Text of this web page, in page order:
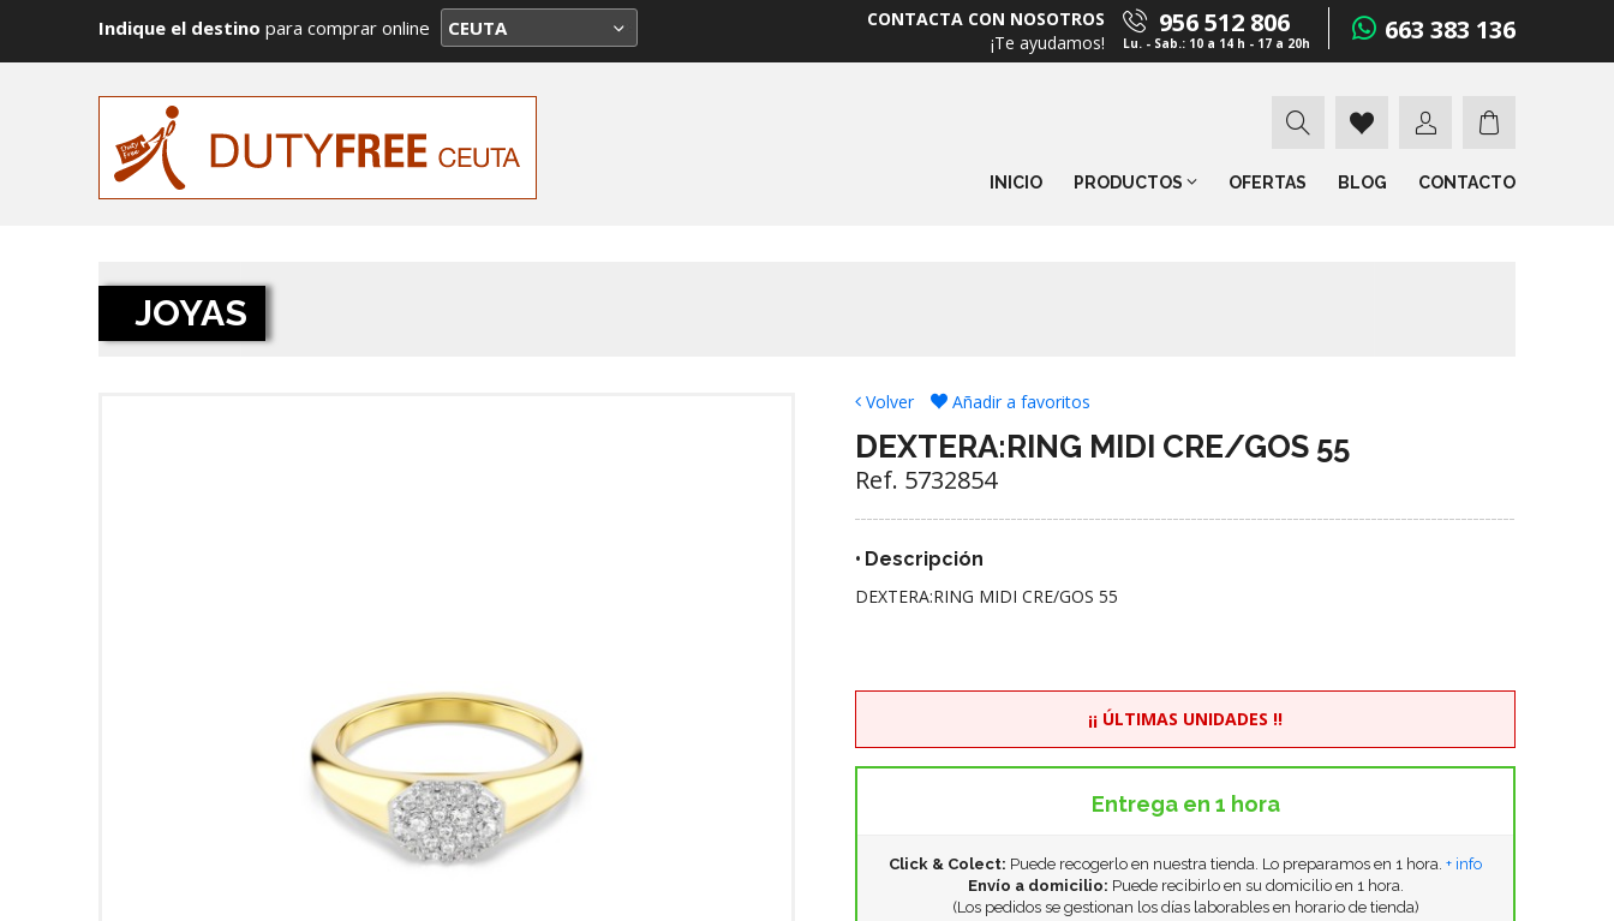
Indique el destino para comprar online 956 512 806
Lu. - Sab.: 10 a 14 h - 17 a 20h 663 383 136
CONTACTA CON NOSOTROS
¡Te ayudamos!
INICIO PRODUCTOS OFERTAS BLOG CONTACTO
JOYAS
Volver Añadir a favoritos
DEXTERA:RING MIDI CRE/GOS 55
Ref. 5732854
Descripción
DEXTERA:RING MIDI CRE/GOS 55
¡¡ ÚLTIMAS UNIDADES !!
Entrega en 1 hora
Click & Colect: Puede recogerlo en nuestra tienda. Lo preparamos en 1 hora. + info
Envío a domicilio: Puede recibirlo en su domicilio en 1 hora.
(Los pedidos se gestionan los días laborables en horario de tienda)